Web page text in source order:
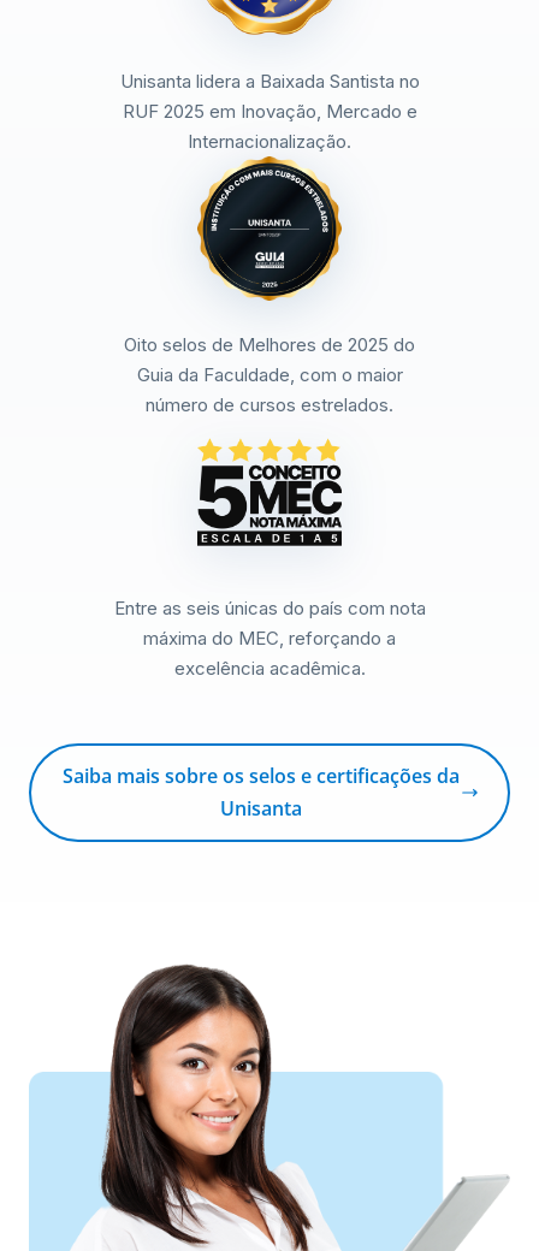
Unisanta lidera a Baixada Santista no
RUF 2025 em Inovação, Mercado e
Internacionalização.
Oito selos de Melhores de 2025 do
Guia da Faculdade, com o maior
número de cursos estrelados.
Entre as seis únicas do país com nota
máxima do MEC, reforçando a
excelência acadêmica.
Saiba mais sobre os selos e certificações da
Unisanta